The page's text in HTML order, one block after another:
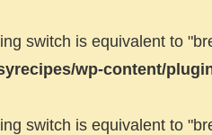
switch is equivalent to
wp-content/
switch is equivalent to